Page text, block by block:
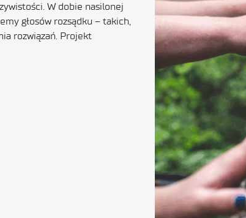
W dobie nasilonej
głosów rozsądku – takich,
rozwiązań. Projekt